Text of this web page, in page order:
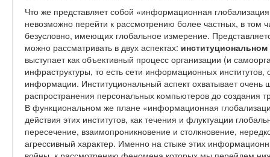
Что же представляет собой «информационная
невозможно перейти к рассмотрению более частных, в
безусловно, имеющих глобальное измерение.
можно рассматривать в двух аспектах: институциональном
выступает как объективный процесс организации (и
инфраструктуры, то есть сети информационных
информации. Институциональный аспект охватывает очень
распространения персональных компьютеров до создания
В функциональном же плане «информационная
действия этих институтов, как течения и флуктуации
пересечение, взаимопроникновение и столкновение,
агрессивный характер. Именно на стыке этих